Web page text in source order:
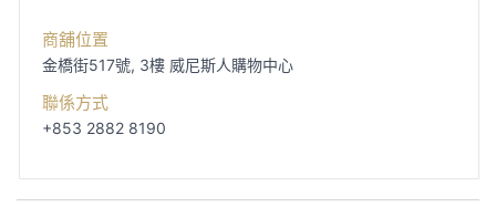
商舖位置
金橋街517號, 3樓 威尼斯人購物中心
聯係方式
+853 2882 8190